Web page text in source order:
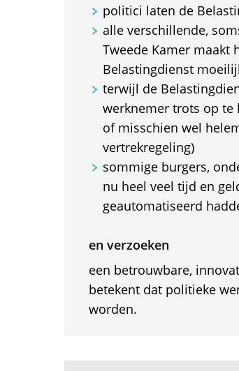
politici laten de
alle verschillende,
Tweede Kamer maakt
Belastingdienst
terwijl de
werknemer trots op
of misschien wel
vertrekregeling)
sommige burgers,
nu heel veel tijd en
geautomatiseerd
en verzoeken
een betrouwbare,
betekent dat politieke
worden.